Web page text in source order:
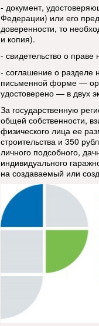
- документ,
Федерации) или его
доверенности, то
и копия).
- свидетельство о
- соглашение о разделе
письменной форме —
удостоверено — в двух
За государственную
общей собственности,
физического лица ее
строительства и 350
личного подсобного,
индивидуального
на создаваемый или